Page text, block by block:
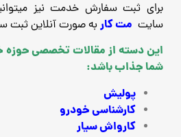
برای ثبت سفارش خدمت نیز
سایت مت کار به صورت آنلاین ثبت
این دسته از مقالات تخصصی حوزه
شما جذاب باشد:
پولیش
کارشناسی خودرو
کارواش سیار